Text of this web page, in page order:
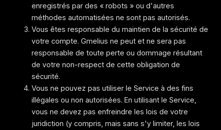
enregistrés par des « robots » ou d'autres
méthodes automatisées ne sont pas autorisés.
Vous êtes responsable du maintien de la sécurité de
votre compte. Gmelius ne peut et ne sera pas
responsable de toute perte ou dommage résultant
de votre non-respect de cette obligation de
sécurité.
Vous ne pouvez pas utiliser le Service à des fins
illégales ou non autorisées. En utilisant le Service,
vous ne devez pas enfreindre les lois de votre
juridiction (y compris, mais sans s'y limiter, les lois